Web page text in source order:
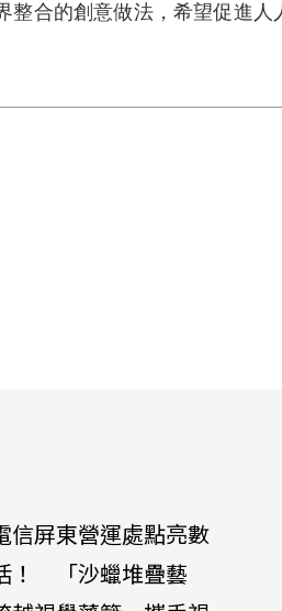
合的創意做法，希望促進
信屏東營運處點亮數
！ 「沙蠟堆疊藝